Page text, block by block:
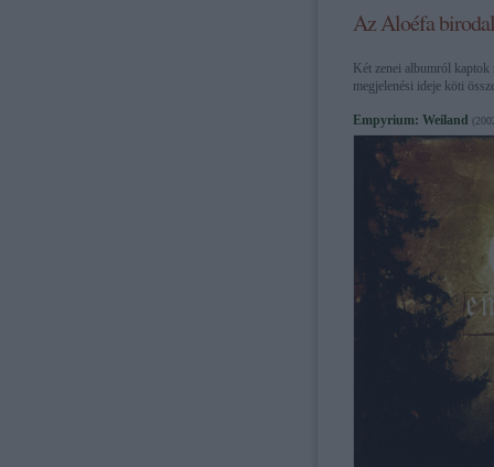
Az Aloéfa
Két zenei albumról kaptok
megjelenési ideje köti
Empyrium: Weiland